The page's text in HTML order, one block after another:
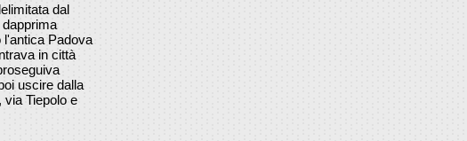
dal
l'antica Padova
in città
uscire dalla
via Tiepolo e